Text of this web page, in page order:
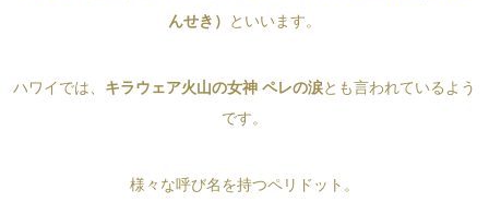
んせき）
といいます。
ハワイでは、 キラウェア火山の女神 ペレの涙とも言われているよう
です。
様々な呼び名を持つペリドット。